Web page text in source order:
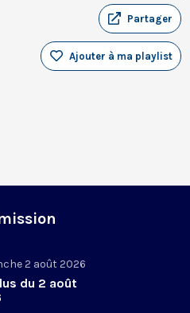
Partager
Ajouter à ma playlist
2 août 2026
du 2 août